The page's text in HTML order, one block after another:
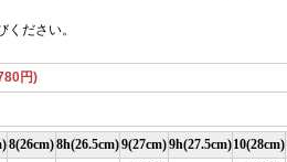
ださい。
円)
8(26cm)8h(26.5cm)9(27cm)9h(27.5cm)10(28cm)